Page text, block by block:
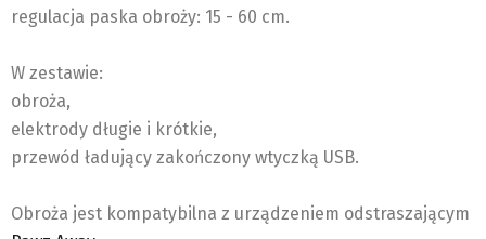
regulacja paska obroży: 15 - 60 cm.
W zestawie:
obroża,
elektrody długie i krótkie,
przewód ładujący zakończony wtyczką USB.
Obroża jest kompatybilna z urządzeniem odstraszającym